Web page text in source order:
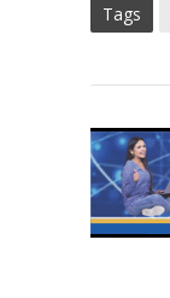
Tags